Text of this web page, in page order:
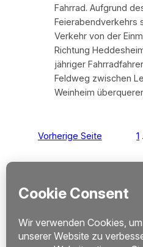
Fahrrad. Aufgrund
Feierabendverkehrs
Verkehr von der
Richtung
jähriger
Feldweg zwischen
Weinheim
Vorherige Seite 1